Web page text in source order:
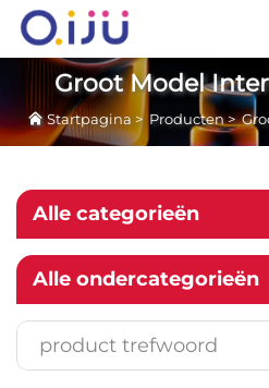
Startpagina
Over Ons
Producten
Toepassing
Groot Model
Startpagina> Producten>
Alle categorieën
Alle ondercategorieën